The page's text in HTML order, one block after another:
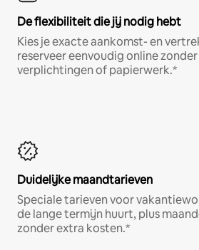
De flexibiliteit die jij nodig hebt
Kies je exacte aankomst- en
reserveer eenvoudig online
verplichtingen of papierwerk.*
Duidelijke maandtarieven
Speciale tarieven voor
de lange termijn huurt, plus
zonder extra kosten.*